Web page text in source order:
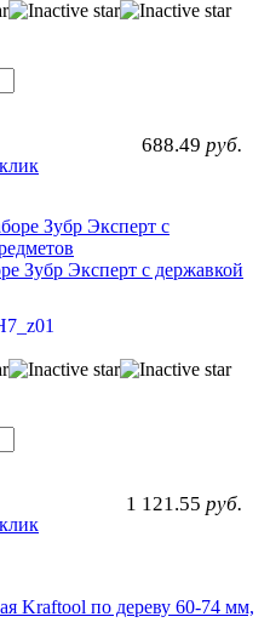
688.49 руб.
Зубр Эксперт с державкой
1 121.55 руб.